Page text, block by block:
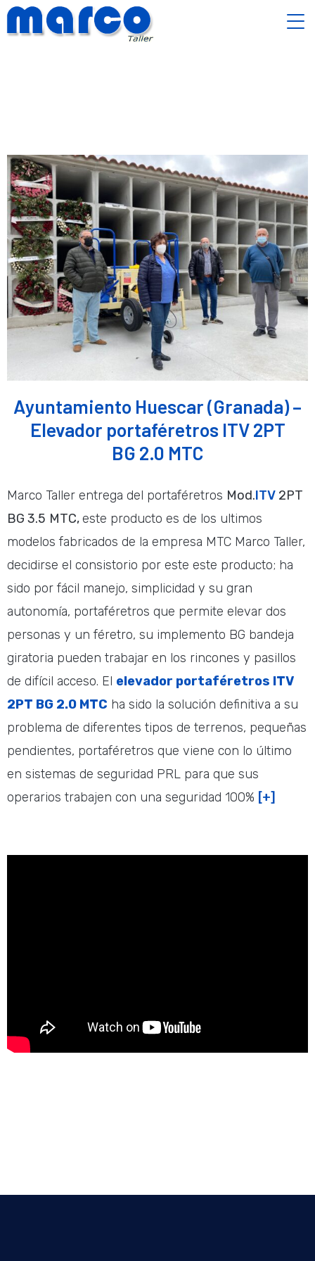
Ayuntamiento Huescar (Granada) –
Elevador portaféretros ITV 2PT
BG 2.0 MTC
Marco Taller entrega del portaféretros Mod.ITV 2PT
BG 3.5 MTC,este producto es de los ultimos
modelos fabricados de la empresa MTC Marco Taller,
decidirse el consistorio por este este producto; ha
sido por fácil manejo, simplicidad y su gran
autonomía, portaféretros que permite elevar dos
personas y un féretro, su implemento BG bandeja
giratoria pueden trabajar en los rincones y pasillos
de difícil acceso. El elevador portaféretros ITV
2PT BG 2.0 MTC ha sido la solución definitiva a su
problema de diferentes tipos de terrenos, pequeñas
pendientes, portaféretros que viene con lo último
en sistemas de seguridad PRL para que sus
operarios trabajen con una seguridad 100% [+]